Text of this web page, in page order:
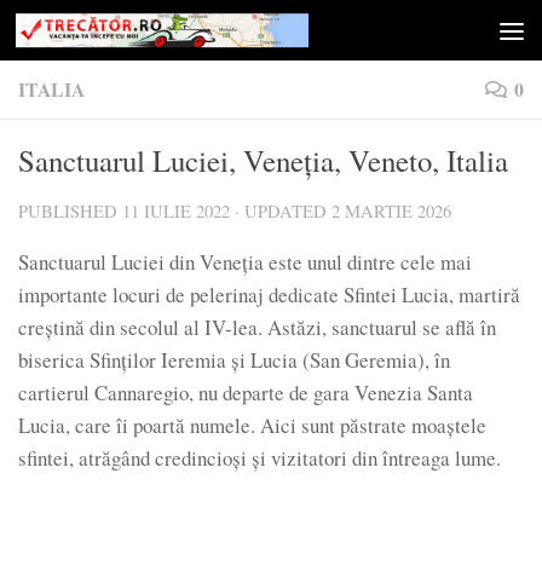
Skip to content
ITALIA 0
Sanctuarul Luciei, Veneția, Veneto, Italia
PUBLISHED 11 IULIE 2022 · UPDATED 2 MARTIE 2026
Sanctuarul Luciei din Veneția este unul dintre cele mai
importante locuri de pelerinaj dedicate Sfintei Lucia, martiră
creștină din secolul al IV-lea. Astăzi, sanctuarul se află în
biserica Sfinților Ieremia și Lucia (San Geremia), în
cartierul Cannaregio, nu departe de gara Venezia Santa
Lucia, care îi poartă numele. Aici sunt păstrate moaștele
sfintei, atrăgând credincioși și vizitatori din întreaga lume.